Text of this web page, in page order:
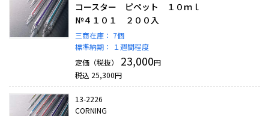
コースター ピペット １０ｍｌ
№４１０１ ２００入
三商在庫： 7個
標準納期：
１週間程度
定価（税抜）
23,000円
税込 25,300円
13-2226
CORNING